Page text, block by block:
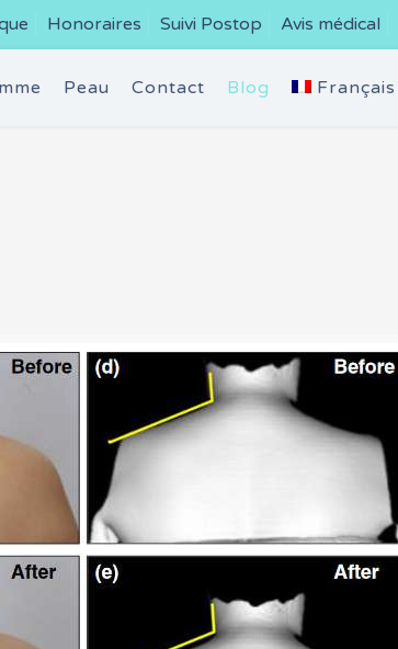
Honoraires Suivi Postop Avis médical
Peau Contact Blog Français